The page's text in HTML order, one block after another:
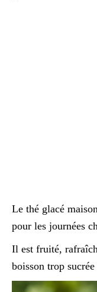
Le thé glacé
pour les journées
Il est fruité,
boisson trop